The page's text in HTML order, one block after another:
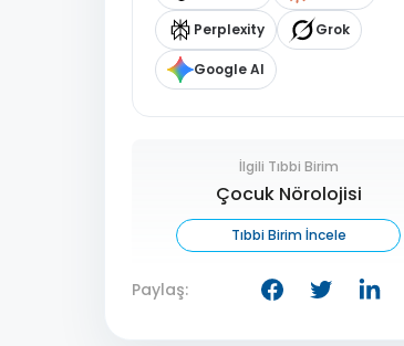
Perplexity Grok
Google AI
İlgili Tıbbi Birim
Çocuk Nörolojisi
Tıbbi Birim İncele
Paylaş: